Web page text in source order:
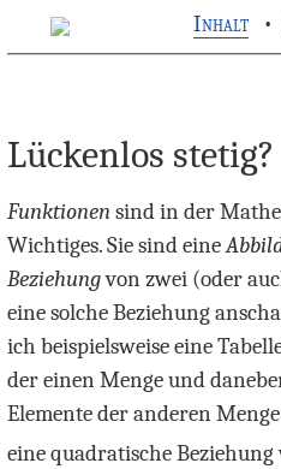
Inhalt•
Lückenlos stetig?
Funktionensind in der
Wichtiges. Sie sind eine
Beziehungvon zwei (oder
eine solche Beziehung
ich beispielsweise eine
der einen Menge und
Elemente der anderen
eine quadratische Beziehung